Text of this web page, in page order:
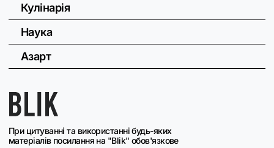
При цитуванні та використанні будь-яких
матеріалів посилання на "Blik" обов'язкове
Кулінарія
Наука
Азарт